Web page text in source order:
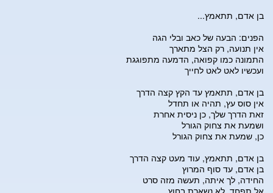
בן אדם, תתאמץ...
הפנים: הבעה של כאב ובלי הגה
אין תנועה, רק הצל מתארך
התמונה כמו קפואה, הדמעה מתפוגגת
ועכשיו לאט לאט לחייך
בן אדם, תתאמץ עד הקץ קצה הדרך
אין סוס עץ, תהיה או תחדל
זאת הדרך שלך, כן ניסית אחרת
ושמעת את צחוק הגורל
כן, שמעת את צחוק הגורל
בן אדם, תתאמץ, עוד מעט קצה הדרך
בן אדם, עד סוף המרוץ
החידה, לך איתה, תעשה מזה סרט
אל תפחד, לא נשארת בחוץ